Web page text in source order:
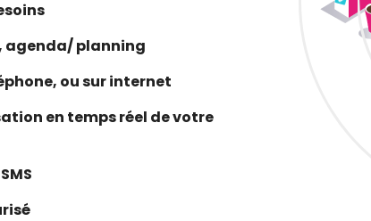
agenda/ planning
ou sur internet
en temps réel de votre